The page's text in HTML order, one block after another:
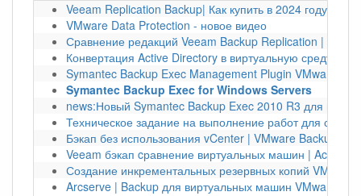
Veeam Replication Backup| Как купить в 2024 году?
VMware Data Protection - новое видео
Сравнение редакций Veeam Backup Replication |
Конвертация Active Directory в виртуальную среду
Symantec Backup Exec Management Plugin VMware
Symantec Backup Exec for Windows Servers
news:Новый Symantec Backup Exec 2010 R3 для
Техническое задание на выполнение работ для
Бэкап без использования vCenter | VMware Backup
Veeam бэкап cравнение виртуальных машин | Acronis
Создание инкрементальных резервных копий VMware
Arcserve | Backup для виртуальных машин VMware